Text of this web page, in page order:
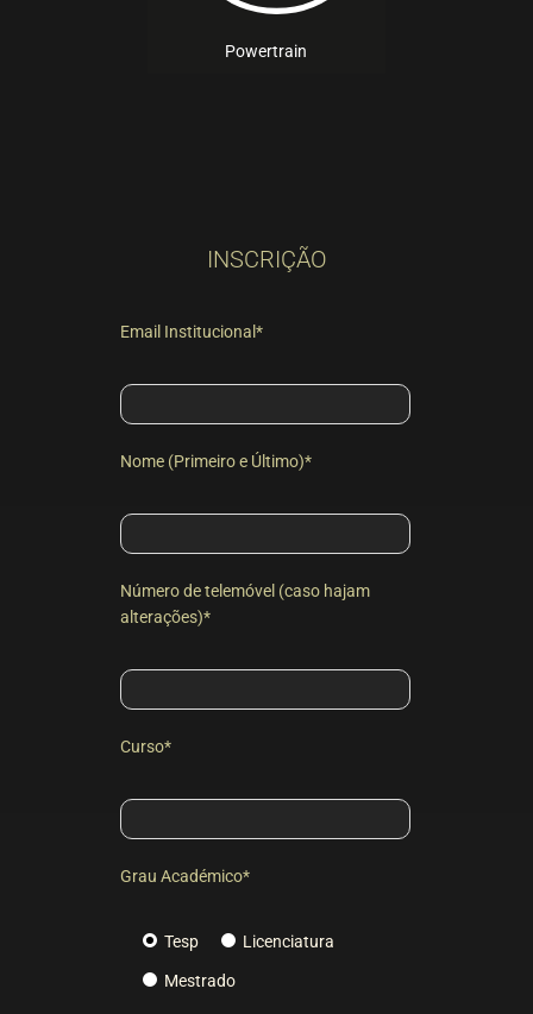
Powertrain
INSCRIÇÃO
Email Institucional*
Nome (Primeiro e Último)*
Número de telemóvel (caso hajam
alterações)*
Curso*
Grau Académico*
Tesp Licenciatura
Mestrado